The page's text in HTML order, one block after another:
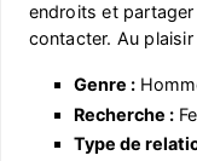
endroits et
contacter. Au
Genre :
Recherche :
Type de